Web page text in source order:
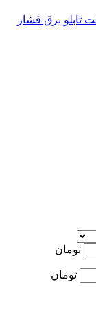
تومان
تومان